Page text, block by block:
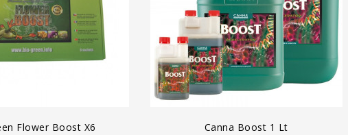
Flower Boost X6
Canna Boost 1 Lt